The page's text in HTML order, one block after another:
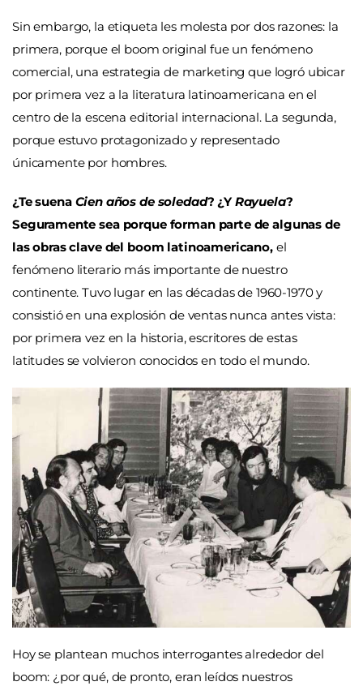
Sin embargo, la etiqueta les molesta por dos razones: la
primera, porque el boom original fue un fenómeno
comercial, una estrategia de marketing que logró ubicar
por primera vez a la literatura latinoamericana en el
centro de la escena editorial internacional. La segunda,
porque estuvo protagonizado y representado
únicamente por hombres.
¿Te suena Cien años de soledad? ¿YRayuela?
Seguramente sea porque forman parte de algunas de
las obras clave del boom latinoamericano,el
fenómeno literario más importante de nuestro
continente. Tuvo lugar en las décadas de 1960-1970 y
consistió en una explosión de ventas nunca antes vista:
por primera vez en la historia, escritores de estas
latitudes se volvieron conocidos en todo el mundo.
Hoy se plantean muchos interrogantes alrededor del
boom: ¿por qué, de pronto, eran leídos nuestros